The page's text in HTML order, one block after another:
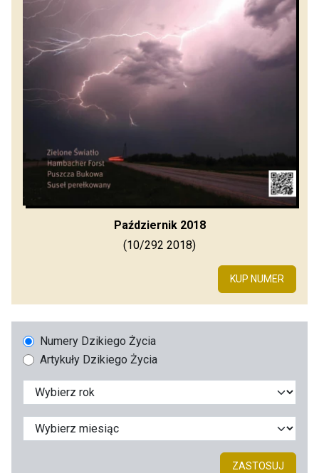
Październik 2018
(10/292 2018)
KUP NUMER
Numery Dzikiego Życia
Artykuły Dzikiego Życia
ZASTOSUJ